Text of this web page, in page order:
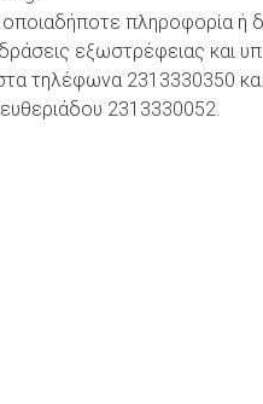
πληροφορία ή
εξωστρέφειας και
τηλέφωνα 2313330350
2313330052.